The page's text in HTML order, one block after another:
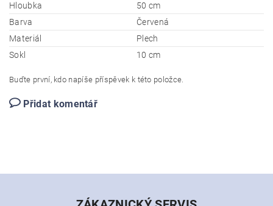
Hloubka
50 cm
Barva
Červená
Materiál
Plech
Sokl
10 cm
Buďte první, kdo napíše příspěvek k této položce.
Přidat komentář